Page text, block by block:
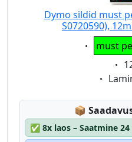
Dymo sildid must
S0720590),
must
📦
✅ 8x laos – Saatmine